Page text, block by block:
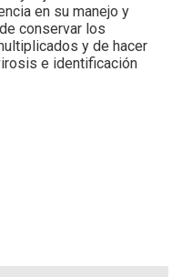
en su manejo y
conservar los
y de hacer
e identificación